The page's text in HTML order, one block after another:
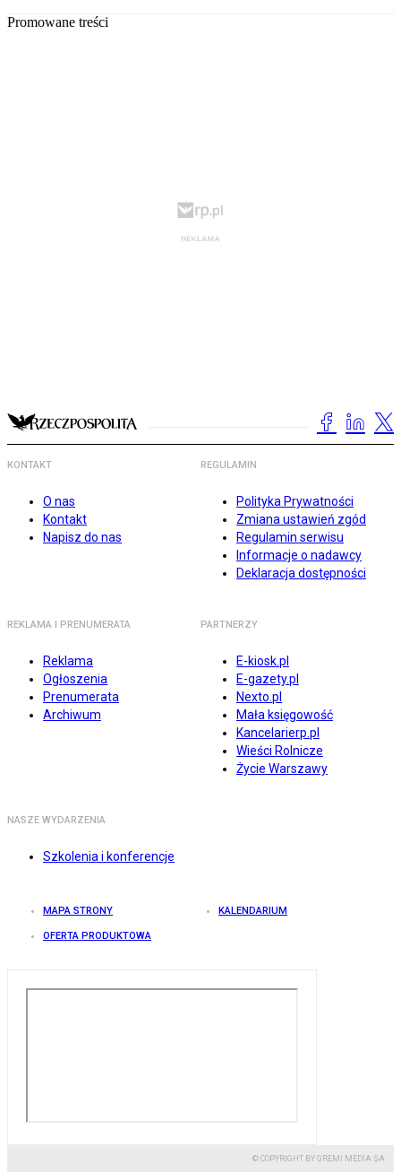
Promowane treści
KONTAKT
O nas
Kontakt
Napisz do nas
REGULAMIN
Polityka Prywatności
Zmiana ustawień zgód
Regulamin serwisu
Informacje o nadawcy
Deklaracja dostępności
REKLAMA I PRENUMERATA
Reklama
Ogłoszenia
Prenumerata
Archiwum
PARTNERZY
E-kiosk.pl
E-gazety.pl
Nexto.pl
Mała księgowość
Kancelarierp.pl
Wieści Rolnicze
Życie Warszawy
NASZE WYDARZENIA
Szkolenia i konferencje
MAPA STRONY KALENDARIUM
OFERTA PRODUKTOWA
© COPYRIGHT BY GREMI MEDIA SA